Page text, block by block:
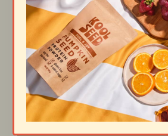
🏃‍♀️ Zeynep –
Runner
“Antrenman sonrası
yapmayan ilk